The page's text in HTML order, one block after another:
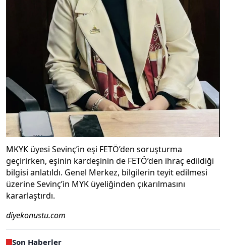
MKYK üyesi Sevinç’in eşi FETÖ’den soruşturma
geçirirken, eşinin kardeşinin de FETÖ’den ihraç edildiği
bilgisi anlatıldı. Genel Merkez, bilgilerin teyit edilmesi
üzerine Sevinç’in MYK üyeliğinden çıkarılmasını
kararlaştırdı.
diyekonustu.com
Son Haberler